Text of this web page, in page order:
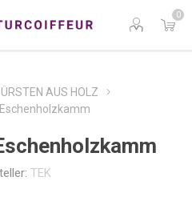
0
AUS HOLZ
TEK